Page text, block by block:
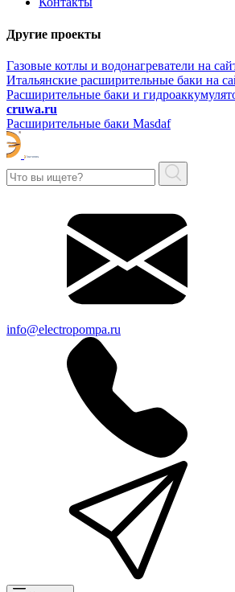
Другие проекты
Газовые котлы и водонагреватели на
Итальянские расширительные баки на
Расширительные баки и
cruwa.ru
Расширительные баки Masdaf
info@electropompa.ru